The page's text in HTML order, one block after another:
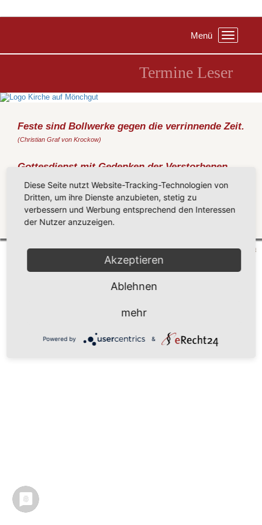
Toggle
Menü
Termine Leser
Feste sind Bollwerke gegen die verrinnende Zeit.
(Christian Graf von Krockow)
Gottesdienst mit Gedenken der Verstorbenen
und Abendmahl
Sonntag, 24.11.2019 , 11:00 Uhr, Kirche Groß Zicker
(Metz)
Zurück
Mönchgut 2026 |Impressum|Datenschutzerklärung|Cookie-Einstellungen| by vicon
Diese Seite nutzt Website-Tracking-Technologien von
Dritten, um ihre Dienste anzubieten, stetig zu
verbessern und Werbung entsprechend den Interessen
der Nutzer anzuzeigen.
Akzeptieren
Ablehnen
mehr
Powered by &